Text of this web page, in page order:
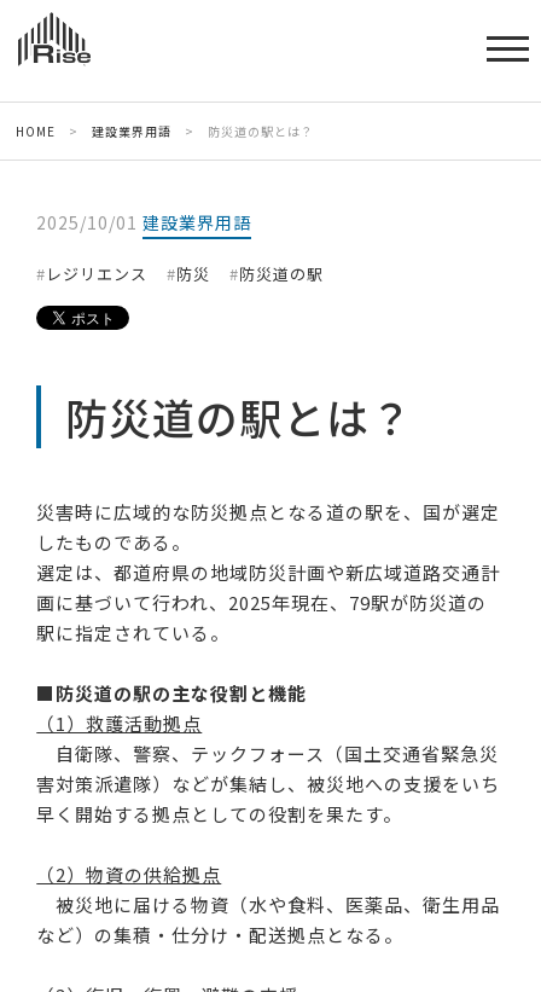
HOME > 建設業界用語 > 防災道の駅とは？
2025/10/01 建設業界用語
レジリエンス 防災 防災道の駅
防災道の駅とは？
災害時に広域的な防災拠点となる道の駅を、国が選定
したものである。
選定は、都道府県の地域防災計画や新広域道路交通計
画に基づいて行われ、2025年現在、79駅が防災道の
駅に指定されている。
■防災道の駅の主な役割と機能
（1）救護活動拠点
自衛隊、警察、テックフォース（国土交通省緊急災
害対策派遣隊）などが集結し、被災地への支援をいち
早く開始する拠点としての役割を果たす。
（2）物資の供給拠点
被災地に届ける物資（水や食料、医薬品、衛生用品
など）の集積・仕分け・配送拠点となる。